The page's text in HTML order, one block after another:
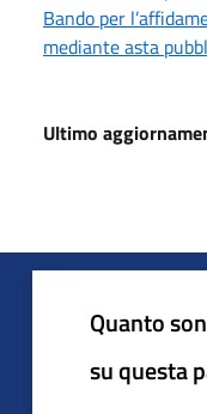
Bando per
mediante asta
Ultimo
Quanto
su questa